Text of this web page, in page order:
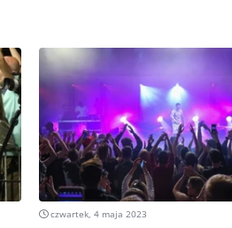
czwartek, 4 maja 2023